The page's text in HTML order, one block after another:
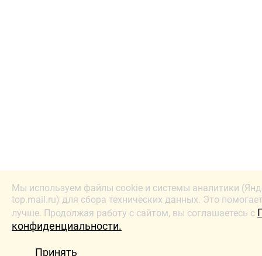
Мы используем файлы cookie и системы аналитики
top.mail.ru) для сбора технических данных. Это
лучше. Продолжая работу с сайтом, вы соглашаетесь с
конфиденциальности.
Принять